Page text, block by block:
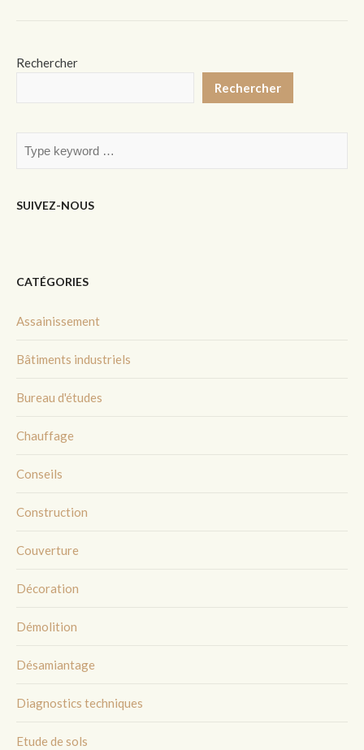
Rechercher
Rechercher
SUIVEZ-NOUS
CATÉGORIES
Assainissement
Bâtiments industriels
Bureau d'études
Chauffage
Conseils
Construction
Couverture
Décoration
Démolition
Désamiantage
Diagnostics techniques
Etude de sols